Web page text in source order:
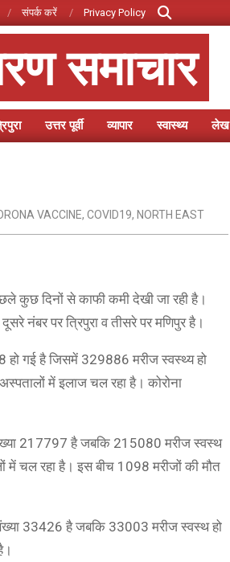
संपर्क करें Privacy Policy
Search
समाचार
Primary
उत्तर पूर्वी व्यापार स्वास्थ्य लेख
VACCINE, COVID19, NORTH EAST
कुछ दिनों से काफी कमी देखी जा रही है।
नंबर पर त्रिपुरा व तीसरे पर मणिपुर है।
हो गई है जिसमें 329886 मरीज स्वस्थ्य हो
में इलाज चल रहा है। कोरोना
217797 है जबकि 215080 मरीज स्वस्थ
में चल रहा है। इस बीच 1098 मरीजों की मौत
33426 है जबकि 33003 मरीज स्वस्थ हो